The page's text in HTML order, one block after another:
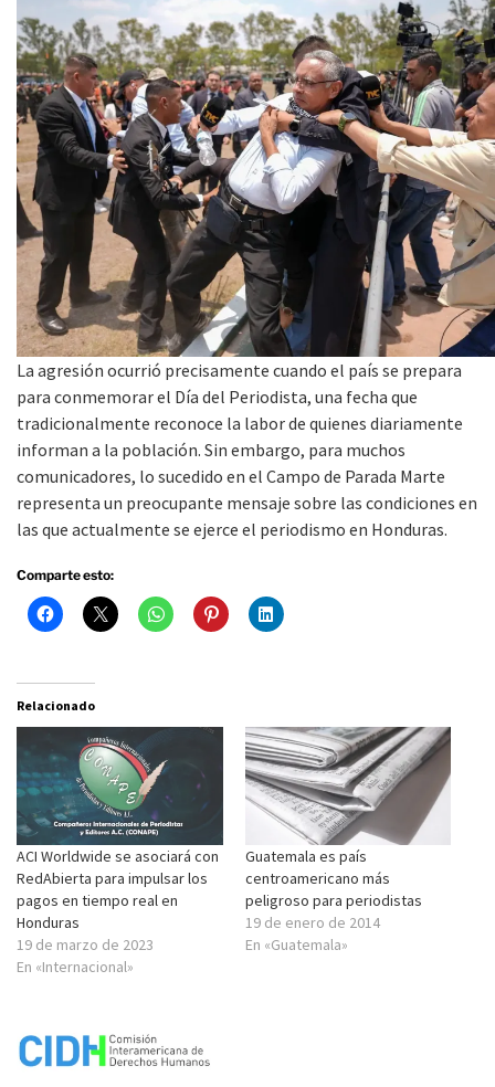
La agresión ocurrió precisamente cuando el país se prepara
para conmemorar el Día del Periodista, una fecha que
tradicionalmente reconoce la labor de quienes diariamente
informan a la población. Sin embargo, para muchos
comunicadores, lo sucedido en el Campo de Parada Marte
representa un preocupante mensaje sobre las condiciones en
las que actualmente se ejerce el periodismo en Honduras.
Comparte esto:
Relacionado
ACI Worldwide se asociará con
RedAbierta para impulsar los
pagos en tiempo real en
Honduras
19 de marzo de 2023
En «Internacional»
Guatemala es país
centroamericano más
peligroso para periodistas
19 de enero de 2014
En «Guatemala»